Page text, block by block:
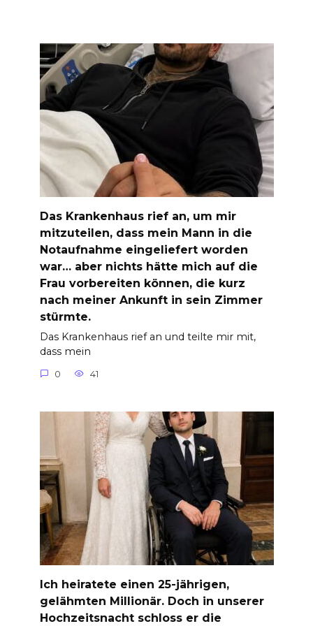
Das Krankenhaus rief an, um mir
mitzuteilen, dass mein Mann in die
Notaufnahme eingeliefert worden
war… aber nichts hätte mich auf die
Frau vorbereiten können, die kurz
nach meiner Ankunft in sein Zimmer
stürmte.
Das Krankenhaus rief an und teilte mir mit,
dass mein
0 41
Ich heiratete einen 25-jährigen,
gelähmten Millionär. Doch in unserer
Hochzeitsnacht schloss er die